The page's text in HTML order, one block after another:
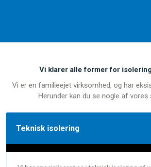
Vi klarer alle former for
Vi er en familieejet virksomhed, og har
​Herunder kan du se nogle af vores
Teknisk isolering